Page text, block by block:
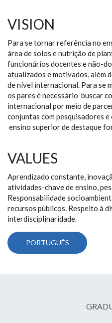
VISION
Para se tornar referência no
área de solos e nutrição de
funcionários docentes e não-
atualizados e motivados,
de nível internacional. Para se
os pares é necessário buscar
internacional por meio de
conjuntas com pesquisadores
ensino superior de destaque
VALUES
Aprendizado constante,
atividades-chave de ensino,
Responsabilidade
recursos públicos. Respeito à
interdisciplinaridade.
PORTUGUÊS